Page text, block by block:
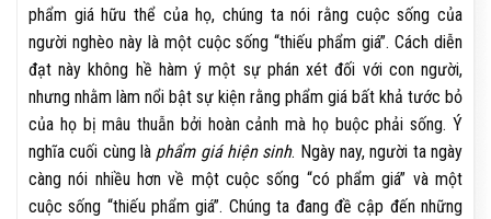
phẩm giá hữu thể của họ, chúng ta nói rằng cuộc sống của
người nghèo này là một cuộc sống “thiếu phẩm giá”. Cách diễn
đạt này không hề hàm ý một sự phán xét đối với con người,
nhưng nhằm làm nổi bật sự kiện rằng phẩm giá bất khả tước bỏ
của họ bị mâu thuẫn bởi hoàn cảnh mà họ buộc phải sống. Ý
nghĩa cuối cùng là phẩm giá hiện sinh. Ngày nay, người ta ngày
càng nói nhiều hơn về một cuộc sống “có phẩm giá” và một
cuộc sống “thiếu phẩm giá”. Chúng ta đang đề cập đến những